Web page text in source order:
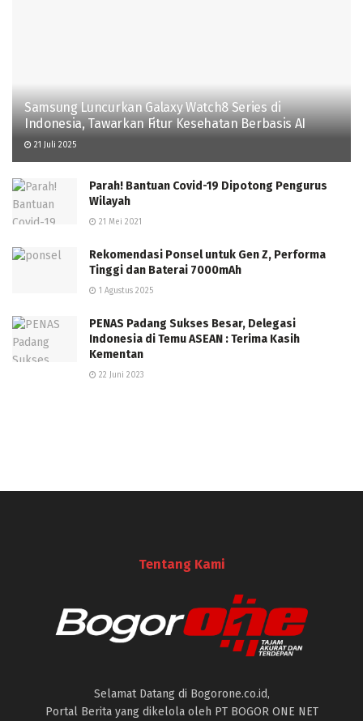
Samsung Luncurkan Galaxy Watch8 Series di
Indonesia, Tawarkan Fitur Kesehatan Berbasis AI
21 Juli 2025
Parah! Bantuan Covid-19 Dipotong Pengurus
Wilayah
21 Mei 2021
Rekomendasi Ponsel untuk Gen Z, Performa
Tinggi dan Baterai 7000mAh
1 Agustus 2025
PENAS Padang Sukses Besar, Delegasi
Indonesia di Temu ASEAN : Terima Kasih
Kementan
22 Juni 2023
Tentang Kami
Selamat Datang di Bogorone.co.id,
Portal Berita yang dikelola oleh PT BOGOR ONE NET